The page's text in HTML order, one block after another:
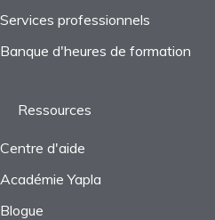
Questions fréquentes
Questions fréquentes
Services professionnels
Banque d'heures de formation
Ressources
Centre d'aide
Académie Yapla
Blogue